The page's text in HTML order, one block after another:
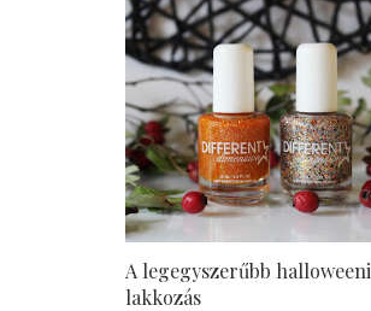
A legegyszerűbb halloweeni
lakkozás